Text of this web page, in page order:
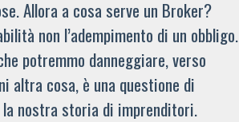
Allora a cosa serve un Broker?
non l’adempimento di un obbligo.
potremmo danneggiare, verso
altra cosa, è una questione di
nostra storia di imprenditori.